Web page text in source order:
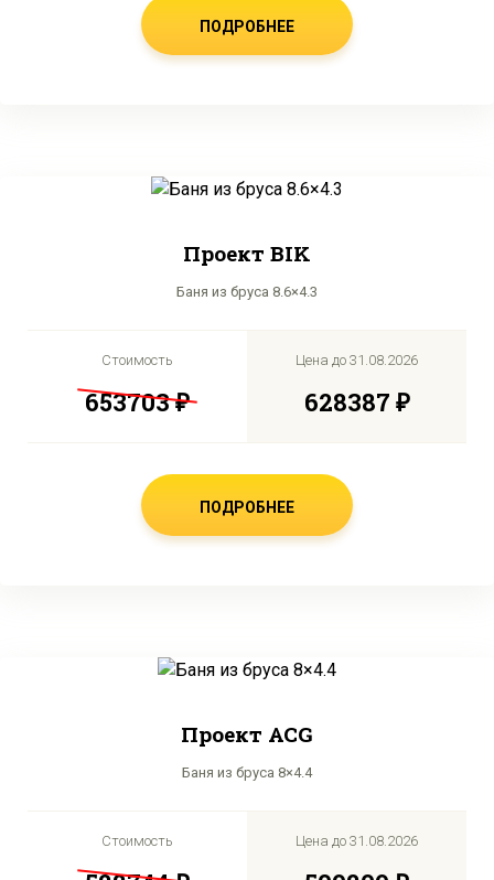
ПОДРОБНЕЕ
Проект BIK
Баня из бруса 8.6×4.3
Стоимость
653703 ₽
Цена до 31.08.2026
628387 ₽
ПОДРОБНЕЕ
Проект ACG
Баня из бруса 8×4.4
Стоимость Цена до 31.08.2026